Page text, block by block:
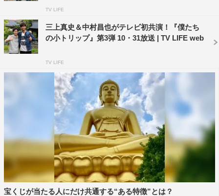
TV LIFE
三上真史＆中村昌也がテレビ初共演！『僕たち
の小トリップ』第3弾 10・31放送 | TV LIFE web
TV LIFE
宝くじが当たる人にだけ共通する“ある特徴”とは？